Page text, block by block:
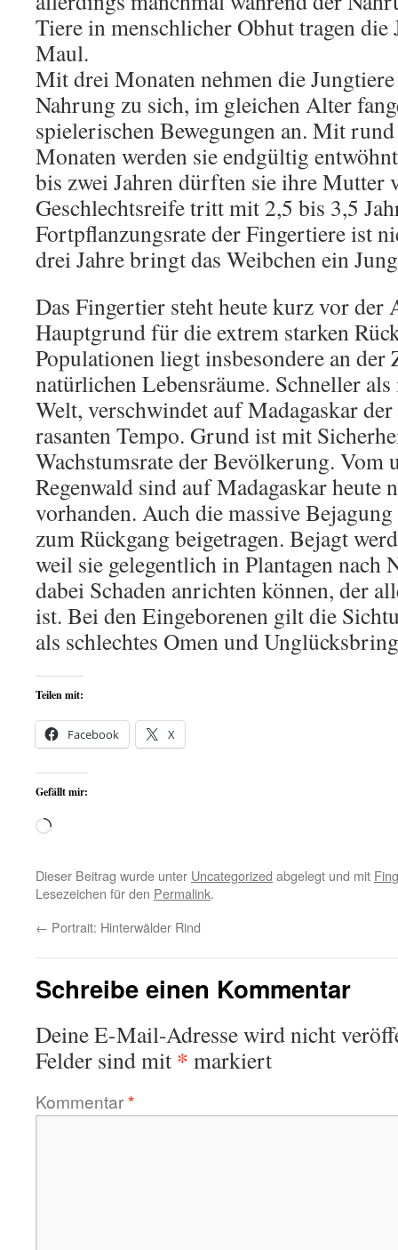
Tiere in menschlicher Obhut tragen die
Maul.
Mit drei Monaten nehmen die
Nahrung zu sich, im gleichen Alter
spielerischen Bewegungen an. Mit
Monaten werden sie endgültig
bis zwei Jahren dürften sie ihre Mutter
Geschlechtsreife tritt mit 2,5 bis 3,5
Fortpflanzungsrate der Fingertiere ist
drei Jahre bringt das Weibchen ein
Das Fingertier steht heute kurz vor der
Hauptgrund für die extrem starken
Populationen liegt insbesondere an der
natürlichen Lebensräume. Schneller
Welt, verschwindet auf Madagaskar
rasanten Tempo. Grund ist mit
Wachstumsrate der Bevölkerung. Vom
Regenwald sind auf Madagaskar heute
vorhanden. Auch die massive
zum Rückgang beigetragen. Bejagt
weil sie gelegentlich in Plantagen nach
dabei Schaden anrichten können, der
ist. Bei den Eingeborenen gilt die
als schlechtes Omen und
Teilen mit:
Facebook X
Gefällt mir:
Wird
Dieser Beitrag wurde unter Uncategorized abgelegt und mit
Lesezeichen für den Permalink.
← Portrait: Hinterwälder Rind
Schreibe einen Kommentar
Deine E-Mail-Adresse wird nicht
Felder sind mit * markiert
Kommentar*